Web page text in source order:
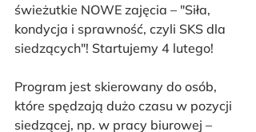
świeżutkie NOWE zajęcia – "Siła,
kondycja i sprawność, czyli SKS dla
siedzących"! Startujemy 4 lutego!
Program jest skierowany do osób,
które spędzają dużo czasu w pozycji
siedzącej, np. w pracy biurowej –